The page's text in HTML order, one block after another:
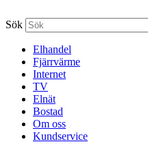
Sök
Elhandel
Fjärrvärme
Internet
TV
Elnät
Bostad
Om oss
Kundservice